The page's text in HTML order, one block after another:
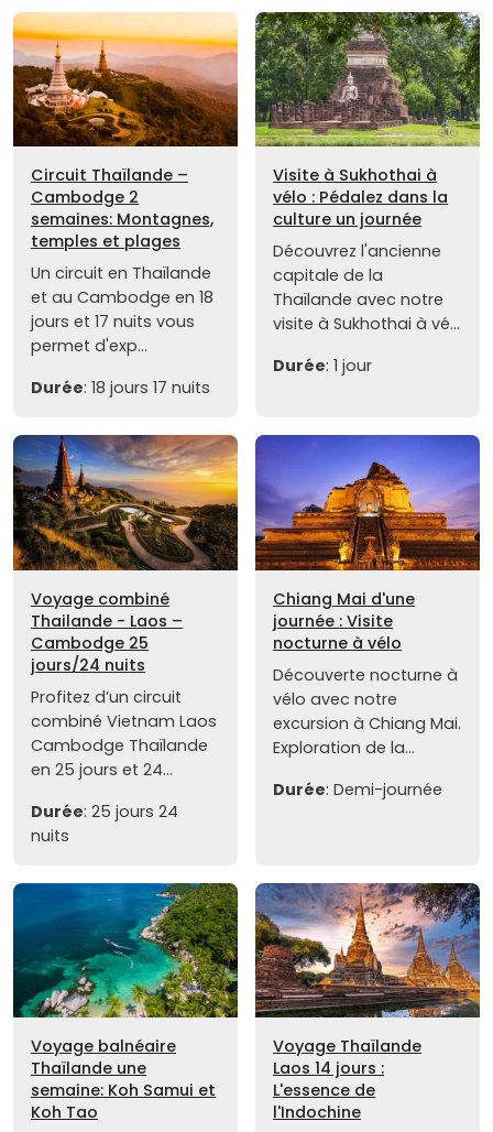
Circuit Thaïlande –
Cambodge 2
semaines: Montagnes,
temples et plages
Un circuit en Thaïlande
et au Cambodge en 18
jours et 17 nuits vous
permet d'exp...
Durée: 18 jours 17 nuits
Visite à Sukhothai à
vélo : Pédalez dans la
culture un journée
Découvrez l'ancienne
capitale de la
Thaïlande avec notre
visite à Sukhothai à vé...
Durée: 1 jour
Voyage combiné
Thailande - Laos –
Cambodge 25
jours/24 nuits
Profitez d’un circuit
combiné Vietnam Laos
Cambodge Thaïlande
en 25 jours et 24...
Durée: 25 jours 24
nuits
Chiang Mai d'une
journée : Visite
nocturne à vélo
Découverte nocturne à
vélo avec notre
excursion à Chiang Mai.
Exploration de la...
Durée: Demi-journée
Voyage balnéaire
Thaïlande une
semaine: Koh Samui et
Koh Tao
Voyage Thaïlande
Laos 14 jours :
L'essence de
l'Indochine